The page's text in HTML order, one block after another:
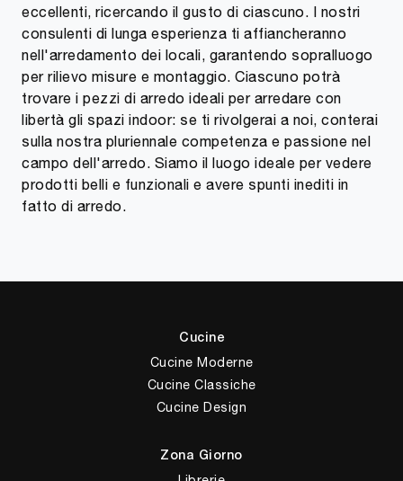
eccellenti, ricercando il gusto di ciascuno. I nostri
consulenti di lunga esperienza ti affiancheranno
nell'arredamento dei locali, garantendo sopralluogo
per rilievo misure e montaggio. Ciascuno potrà
trovare i pezzi di arredo ideali per arredare con
libertà gli spazi indoor: se ti rivolgerai a noi, conterai
sulla nostra pluriennale competenza e passione nel
campo dell'arredo. Siamo il luogo ideale per vedere
prodotti belli e funzionali e avere spunti inediti in
fatto di arredo.
Cucine
Cucine Moderne
Cucine Classiche
Cucine Design
Zona Giorno